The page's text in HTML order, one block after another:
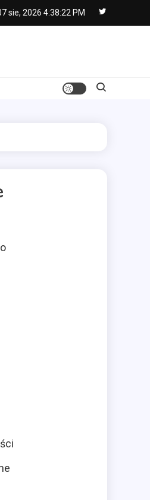
sie, 2026 4:38:23 PM